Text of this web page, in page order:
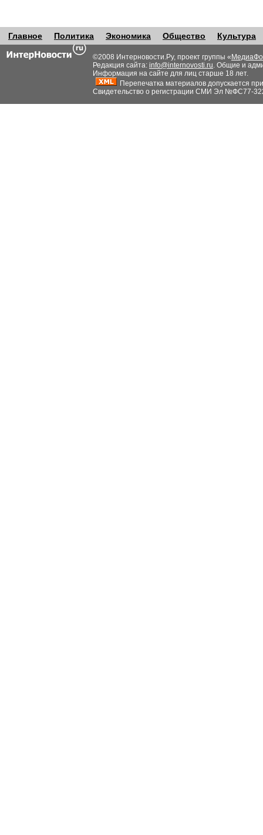
Главное Политика Экономика Общество Культура
©2008 Интерновости.Ру, проект группы «
Редакция сайта: info@internovosti.ru. Общие и
Информация на сайте для лиц старше 18 лет.
Перепечатка материалов допускается
Свидетельство о регистрации СМИ Эл №ФС77-